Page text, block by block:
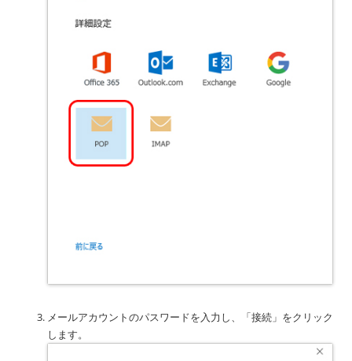
メールアカウントのパスワードを入力し、「接続」をクリック
します。